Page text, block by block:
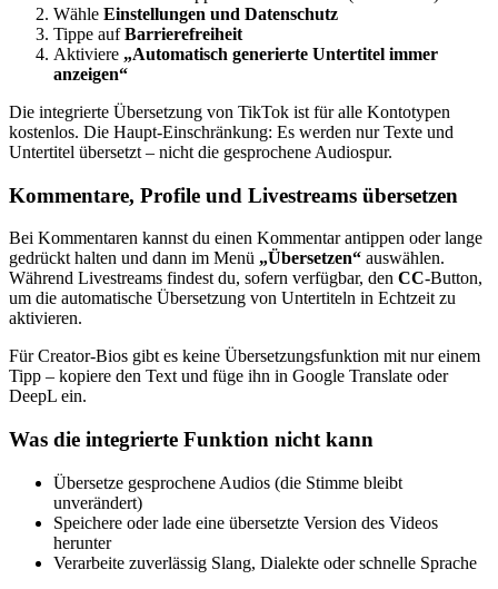
Wähle Einstellungen und Datenschutz
Tippe aufBarrierefreiheit
Aktiviere „Automatisch generierte Untertitel immer
anzeigen“
Die integrierte Übersetzung von TikTok ist für alle Kontotypen
kostenlos. Die Haupt-Einschränkung: Es werden nur Texte und
Untertitel übersetzt – nicht die gesprochene Audiospur.
Kommentare, Profile und Livestreams übersetzen
Bei Kommentaren kannst du einen Kommentar antippen oder lange
gedrückt halten und dann im Menü „Übersetzen“ auswählen.
Während Livestreams findest du, sofern verfügbar, den CC-Button,
um die automatische Übersetzung von Untertiteln in Echtzeit zu
aktivieren.
Für Creator-Bios gibt es keine Übersetzungsfunktion mit nur einem
Tipp – kopiere den Text und füge ihn in Google Translate oder
DeepL ein.
Was die integrierte Funktion nicht kann
Übersetze gesprochene Audios (die Stimme bleibt
unverändert)
Speichere oder lade eine übersetzte Version des Videos
herunter
Verarbeite zuverlässig Slang, Dialekte oder schnelle Sprache